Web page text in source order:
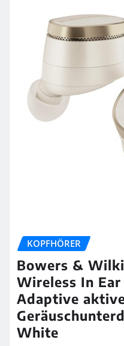
KOPFHÖRER
Bowers &
Wireless In
Adaptive
White